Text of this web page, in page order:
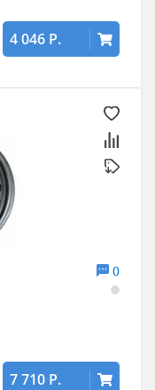
4 046 Р.
0
7 710 Р.